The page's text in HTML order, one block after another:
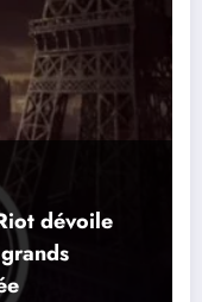
dévoile